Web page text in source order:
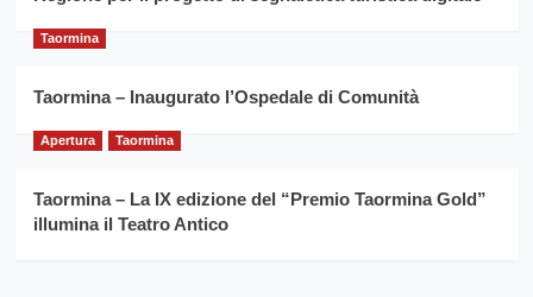
Taormina
Taormina – Inaugurato l’Ospedale di Comunità
Apertura Taormina
Taormina – La IX edizione del “Premio Taormina Gold”
illumina il Teatro Antico